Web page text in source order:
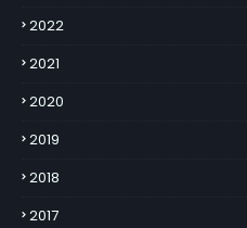
2022
2021
2020
2019
2018
2017